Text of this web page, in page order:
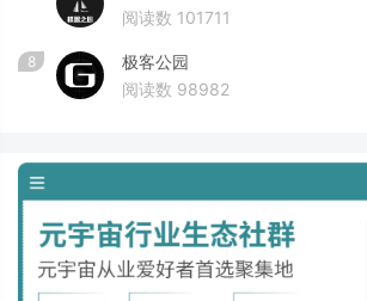
阅读数 101711
8
极客公园
阅读数 98982